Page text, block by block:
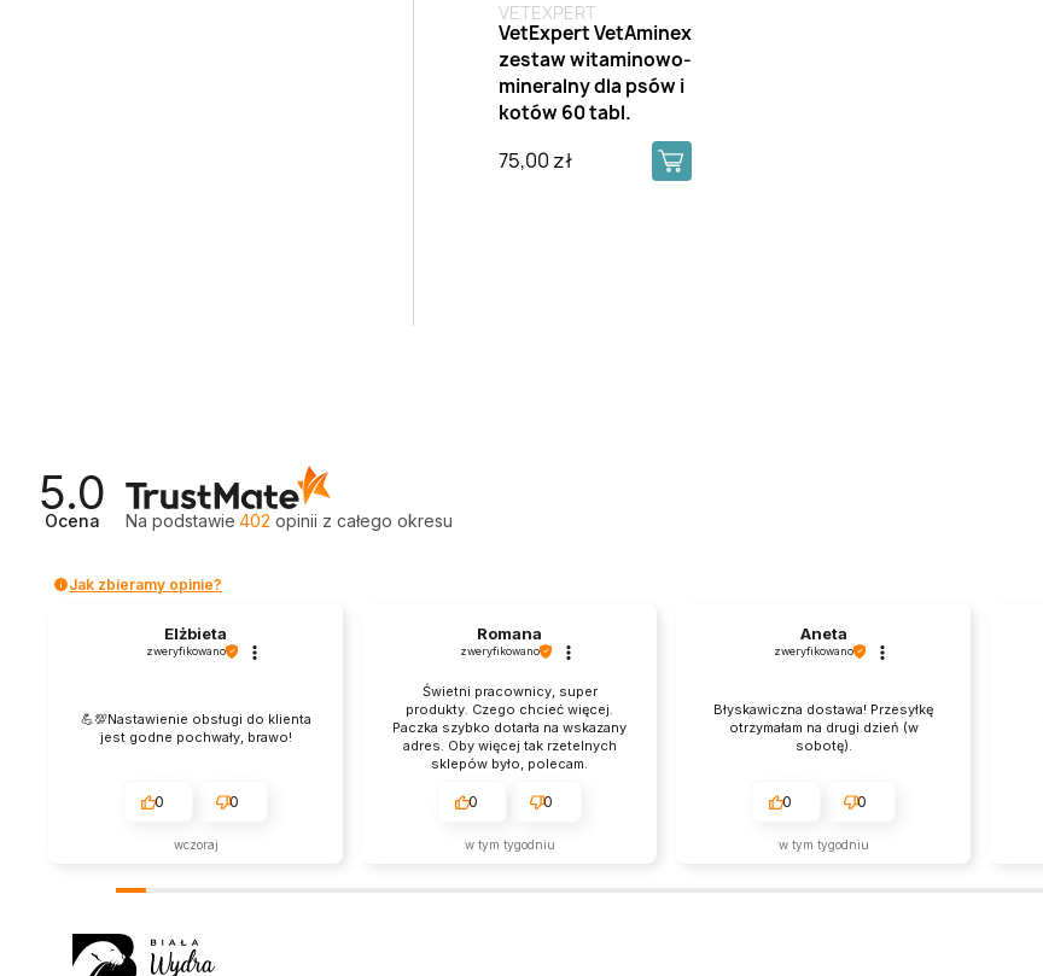
VETEXPERT
VetExpert VetAminex
zestaw witaminowo-
mineralny dla psów i
kotów 60 tabl.
75,00 zł
5.0
Ocena Na podstawie 402 opinii z całego okresu
Jak zbieramy opinie?
Elżbieta
zweryfikowano
💪💯Nastawienie obsługi do klienta
jest godne pochwały, brawo!
0 0
wczoraj
Romana
zweryfikowano
Świetni pracownicy, super
produkty. Czego chcieć więcej.
Paczka szybko dotarła na wskazany
adres. Oby więcej tak rzetelnych
sklepów było, polecam.
0 0
w tym tygodniu
Aneta
zweryfikowano
Błyskawiczna dostawa! Przesyłkę
otrzymałam na drugi dzień (w
sobotę).
0 0
w tym tygodniu